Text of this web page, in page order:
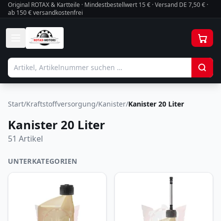
Original ROTAX & Kartteile · Mindestbestellwert 15 € · Versand DE 7,50 € ·
ab 150 € versandkostenfrei
Start/Kraftstoffversorgung/Kanister/Kanister 20 Liter
Kanister 20 Liter
51 Artikel
UNTERKATEGORIEN